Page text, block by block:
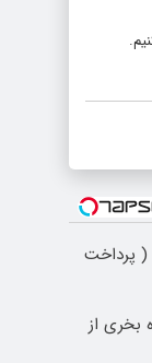
( پرداخت
بخری از